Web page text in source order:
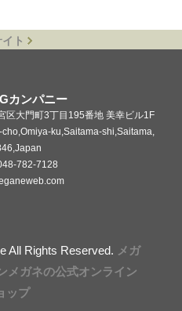
ト
カンパニー
区大門町3丁目195番地 美幸ビル1F
ku,Saitama-shi,Saitama,
782-7128
All Rights Reserved. メガ
メガネの公式オンライン
ップ